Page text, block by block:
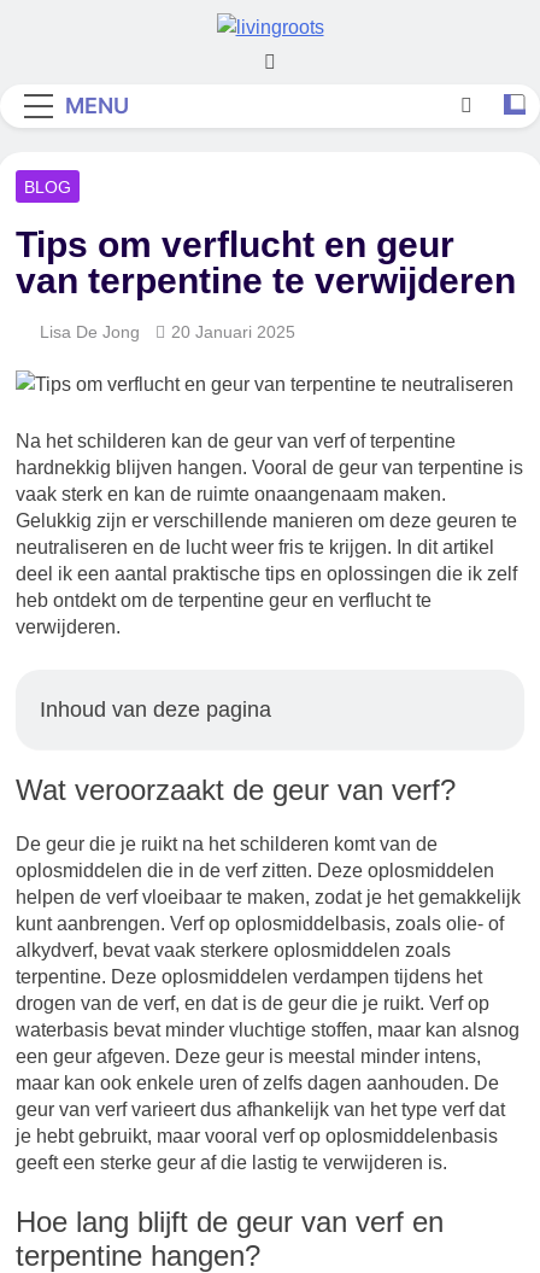
Living Roots
MENU
BLOG
Tips om verflucht en geur
van terpentine te verwijderen
Lisa De Jong 20 Januari 2025
Na het schilderen kan de geur van verf of terpentine
hardnekkig blijven hangen. Vooral de geur van terpentine is
vaak sterk en kan de ruimte onaangenaam maken.
Gelukkig zijn er verschillende manieren om deze geuren te
neutraliseren en de lucht weer fris te krijgen. In dit artikel
deel ik een aantal praktische tips en oplossingen die ik zelf
heb ontdekt om de terpentine geur en verflucht te
verwijderen.
Inhoud van deze pagina
Wat veroorzaakt de geur van verf?
De geur die je ruikt na het schilderen komt van de
oplosmiddelen die in de verf zitten. Deze oplosmiddelen
helpen de verf vloeibaar te maken, zodat je het gemakkelijk
kunt aanbrengen. Verf op oplosmiddelbasis, zoals olie- of
alkydverf, bevat vaak sterkere oplosmiddelen zoals
terpentine. Deze oplosmiddelen verdampen tijdens het
drogen van de verf, en dat is de geur die je ruikt. Verf op
waterbasis bevat minder vluchtige stoffen, maar kan alsnog
een geur afgeven. Deze geur is meestal minder intens,
maar kan ook enkele uren of zelfs dagen aanhouden. De
geur van verf varieert dus afhankelijk van het type verf dat
je hebt gebruikt, maar vooral verf op oplosmiddelenbasis
geeft een sterke geur af die lastig te verwijderen is.
Hoe lang blijft de geur van verf en
terpentine hangen?